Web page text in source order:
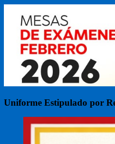
Uniforme Estipulado por